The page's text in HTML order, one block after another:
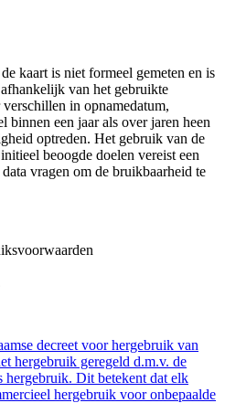
kaart is niet formeel gemeten en is
van het gebruikte
in opnamedatum,
een jaar als over jaren heen
optreden. Het gebruik van de
beoogde doelen vereist een
vragen om de bruikbaarheid te
decreet voor hergebruik van
hergebruik geregeld d.m.v. de
Dit betekent dat elk
hergebruik voor onbepaalde